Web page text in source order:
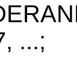
...;